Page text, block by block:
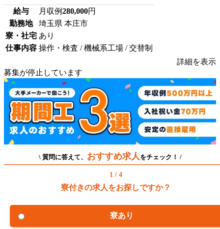
給与 月収例280,000円
勤務地
埼玉県 本庄市
寮・社宅 あり
仕事内容 操作・検査 / 機械系工場 / 交替制
詳細を表示
募集が停止しています
\ 質問に答えて、 おすすめ求人 をチェック！ /
1 / 4
寮付きの求人をお探しですか？
寮あり